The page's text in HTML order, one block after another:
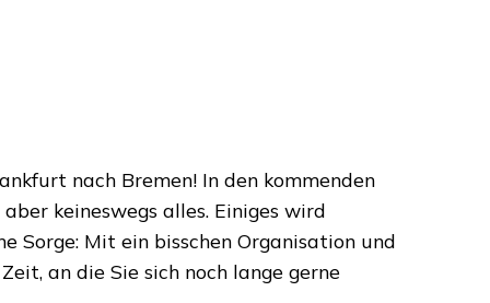
nach Bremen! In den kommenden
keineswegs alles. Einiges wird
Sorge: Mit ein bisschen Organisation und
an die Sie sich noch lange gerne